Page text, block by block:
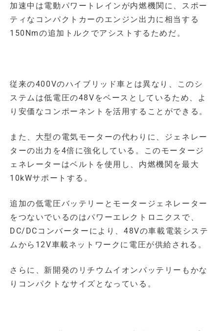
加速中は電動パワートレインが内燃機関に、スポー
ティなコンパクトカーのエンジン出力に相当する
150Nmの追加トルクでアシストするためだ。
従来の400Vのハイブリッド車とは異なり、このシ
ステムは低電圧の48Vをベースとしているため、よ
り安価なコンポーネントを活用することができる。
また、大型の電気モーターの代わりに、ジェネレー
ターの出力を4倍に強化している。このモータージ
ェネレーターはベルトを使用し、内燃機関を最大
10kWサポートする。
追加の低電圧バッテリーとモータージェネレーター
をつないでいるのはパワーエレクトロニクスで、
DC/DCコンバーターにより、48Vの車載電装システ
ムから12V車載ネットワークに電圧が供給される。
さらに、新開発のリチウムイオンバッテリーもかな
りコンパクトなサイズとなっている。